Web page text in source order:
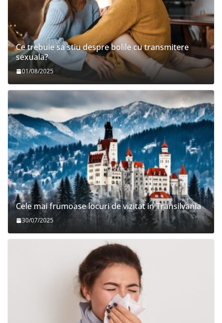
Ce trebuie sa stiu despre bolile cu transmitere
sexuala?
01/08/2025
Cele mai frumoase locuri de vizitat in Transilvania
30/07/2025